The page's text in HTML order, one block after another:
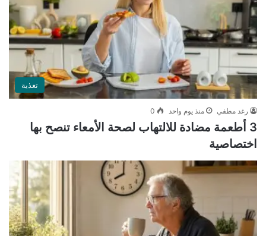
تغذية
رغد مطفي منذ يوم واحد 0
3 أطعمة مضادة للالتهاب لصحة الأمعاء تنصح بها
اختصاصية